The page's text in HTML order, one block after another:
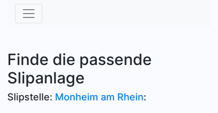
Finde die passende
Slipanlage
Slipstelle: Monheim am Rhein: